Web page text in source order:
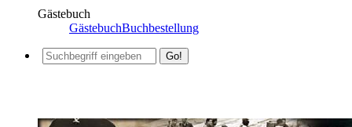
Gästebuch
GästebuchBuchbestellung